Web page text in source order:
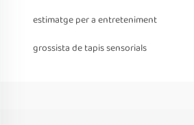
estimatge per a entreteniment
grossista de tapis sensorials